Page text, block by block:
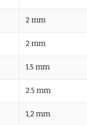
2 mm
2 mm
1.5 mm
2.5 mm
1,2 mm